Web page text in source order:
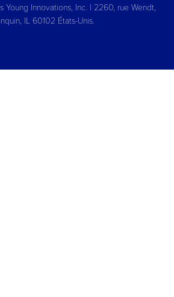
Innovations, Inc. | 2260, rue Wendt,
IL 60102 États-Unis.